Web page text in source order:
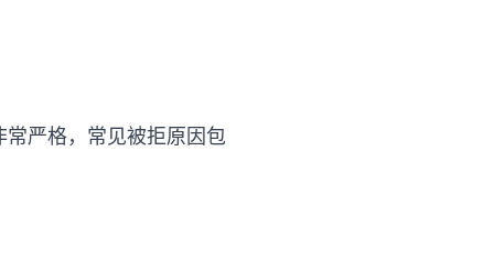
严格，常见被拒原因包